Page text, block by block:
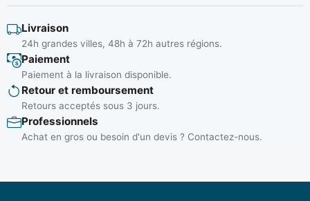
Livraison
24h grandes villes, 48h à 72h autres régions.
Paiement
Paiement à la livraison disponible.
Retour et remboursement
Retours acceptés sous 3 jours.
Professionnels
Achat en gros ou besoin d'un devis ? Contactez-nous.